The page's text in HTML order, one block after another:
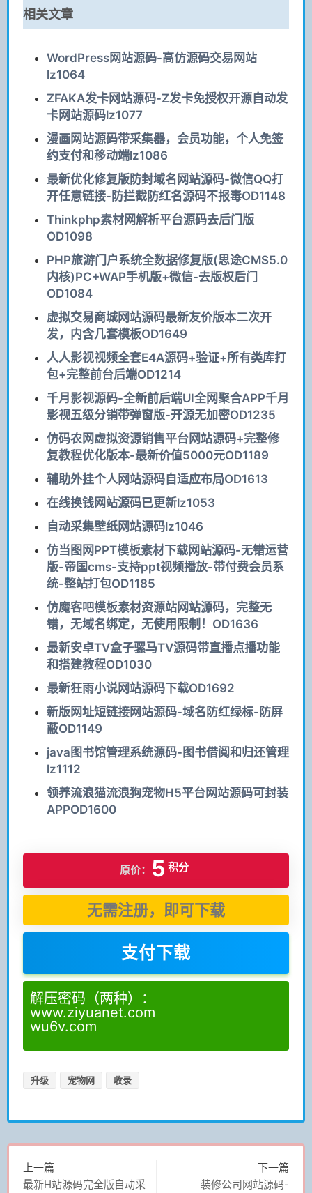
相关文章
WordPress网站源码-高仿源码交易网站
lz1064
ZFAKA发卡网站源码-Z发卡免授权开源自动发
卡网站源码lz1077
漫画网站源码带采集器，会员功能，个人免签
约支付和移动端lz1086
最新优化修复版防封域名网站源码-微信QQ打
开任意链接-防拦截防红名源码不报毒OD1148
Thinkphp素材网解析平台源码去后门版
OD1098
PHP旅游门户系统全数据修复版(思途CMS5.0
内核)PC+WAP手机版+微信-去版权后门
OD1084
虚拟交易商城网站源码最新友价版本二次开
发，内含几套模板OD1649
人人影视视频全套E4A源码+验证+所有类库打
包+完整前台后端OD1214
千月影视源码-全新前后端UI全网聚合APP千月
影视五级分销带弹窗版-开源无加密OD1235
仿码农网虚拟资源销售平台网站源码+完整修
复教程优化版本-最新价值5000元OD1189
辅助外挂个人网站源码自适应布局OD1613
在线换钱网站源码已更新lz1053
自动采集壁纸网站源码lz1046
仿当图网PPT模板素材下载网站源码-无错运营
版-帝国cms-支持ppt视频播放-带付费会员系
统-整站打包OD1185
仿魔客吧模板素材资源站网站源码，完整无
错，无域名绑定，无使用限制！OD1636
最新安卓TV盒子骡马TV源码带直播点播功能
和搭建教程OD1030
最新狂雨小说网站源码下载OD1692
新版网址短链接网站源码-域名防红绿标-防屏
蔽OD1149
java图书馆管理系统源码-图书借阅和归还管理
lz1112
领养流浪猫流浪狗宠物H5平台网站源码可封装
APPOD1600
原价： 5 积分
无需注册，即可下载
支付下载
解压密码（两种）：
www.ziyuanet.com
wu6v.com
升级 宠物网 收录
上一篇
最新H站源码完全版自动采
下一篇
装修公司网站源码-